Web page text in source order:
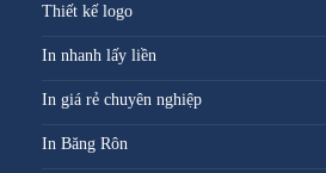
Thiết kế logo
In nhanh lấy liền
In giá rẻ chuyên nghiệp
In Băng Rôn